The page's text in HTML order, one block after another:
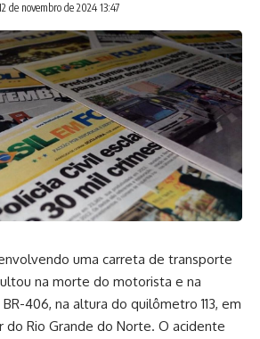
de novembro de 2024 13:47
uma carreta de transporte
na morte do motorista e na
406, na altura do quilômetro 113, em
do Rio Grande do Norte. O acidente